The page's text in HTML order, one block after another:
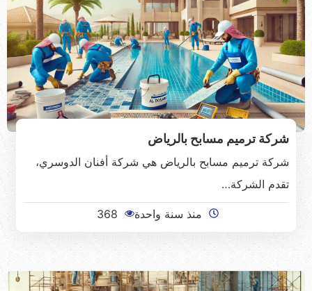
شركة ترميم مسابح بالرياض
شركة ترميم مسابح بالرياض هي شركة أفنان الدوسري،
تقدم الشركة…
منذ سنة واحدة 368